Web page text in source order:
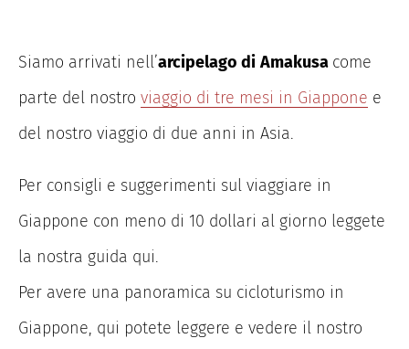
Siamo arrivati nell’arcipelago di Amakusa come
parte del nostro viaggio di tre mesi in Giappone e
del nostro viaggio di due anni in Asia.
Per consigli e suggerimenti sul viaggiare in
Giappone con meno di 10 dollari al giorno leggete
la nostra guida qui.
Per avere una panoramica su cicloturismo in
Giappone, qui potete leggere e vedere il nostro